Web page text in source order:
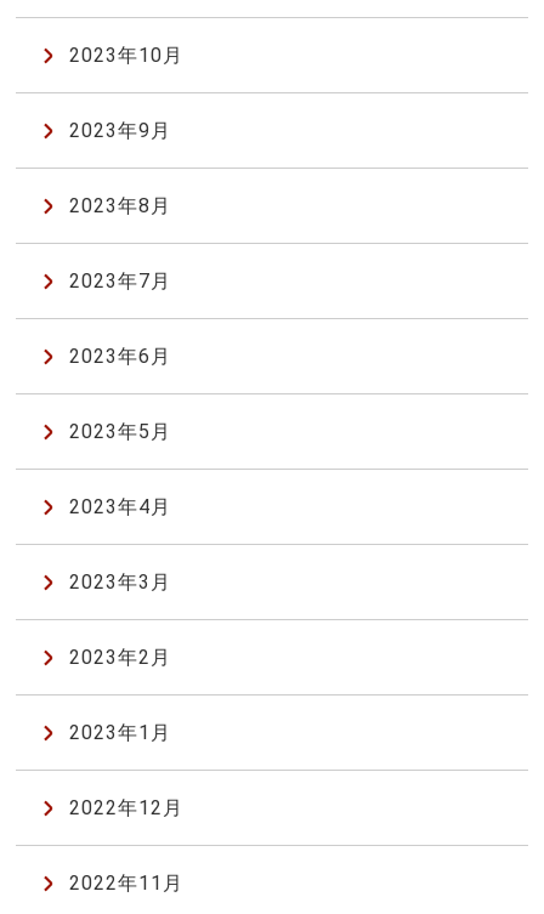
2023年10月
2023年9月
2023年8月
2023年7月
2023年6月
2023年5月
2023年4月
2023年3月
2023年2月
2023年1月
2022年12月
2022年11月